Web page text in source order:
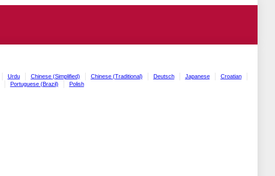
Urdu Chinese (Simplified) Chinese (Traditional) Deutsch Japanese
Croatian
Portuguese (Brazil) Polish